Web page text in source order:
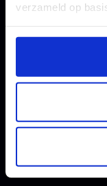
verzameld op
Wil je meer weten
https://